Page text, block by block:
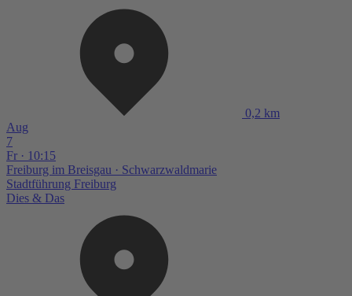
0,2 km
Aug
7
Fr · 10:15
Freiburg im Breisgau · Schwarzwaldmarie
Stadtführung Freiburg
Dies & Das